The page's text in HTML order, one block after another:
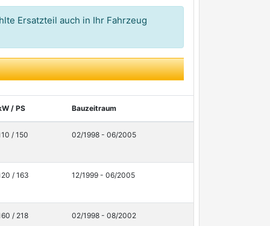
Ersatzteil auch in Ihr Fahrzeug
/ PS Bauzeitraum
/ 150 02/1998 - 06/2005
/ 163 12/1999 - 06/2005
/ 218 02/1998 - 08/2002